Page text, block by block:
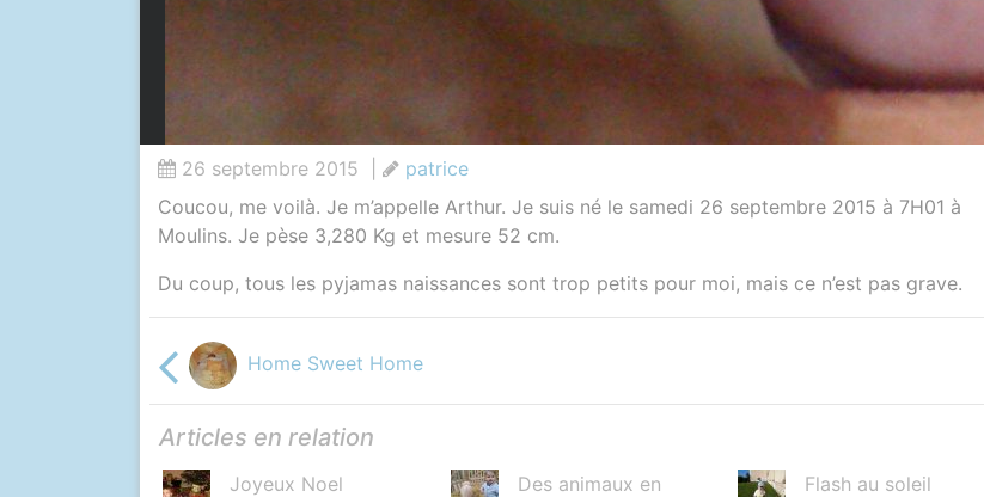
26 septembre 2015
patrice
Coucou, me voilà. Je m’appelle Arthur. Je suis né le samedi 26 septembre 2015 à 7H01 à
Moulins. Je pèse 3,280 Kg et mesure 52 cm.
Du coup, tous les pyjamas naissances sont trop petits pour moi, mais ce n’est pas grave.
Home Sweet Home
Articles en relation
Joyeux Noel
Des animaux en
Flash au soleil